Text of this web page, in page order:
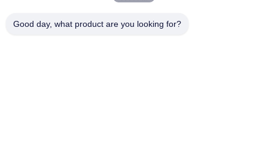
Дом
Продукты
Good day, what product are you looking for?